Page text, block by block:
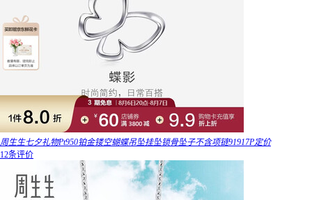
周生生七夕礼物Pt950铂金镂空蝴蝶吊坠挂坠锁骨坠子不含项链91917P定价
12条评价